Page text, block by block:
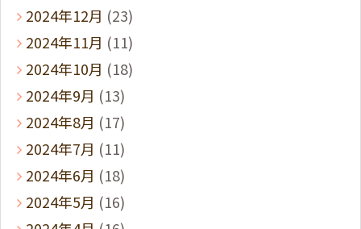
2024年12月 (23)
2024年11月 (11)
2024年10月 (18)
2024年9月 (13)
2024年8月 (17)
2024年7月 (11)
2024年6月 (18)
2024年5月 (16)